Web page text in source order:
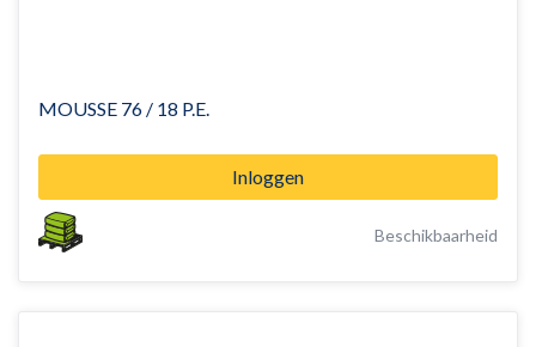
MOUSSE 76 / 18 P.E.
Inloggen
Beschikbaarheid